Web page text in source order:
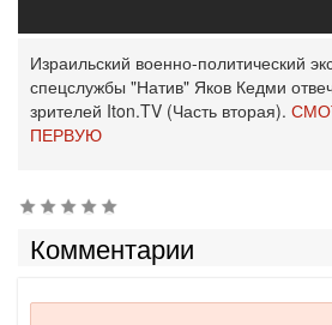
Израильский военно-политический
спецслужбы "Натив" Яков Кедми
зрителей Iton.TV (Часть вторая).
ПЕРВУЮ
Комментарии